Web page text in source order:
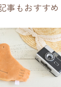
事もおすすめ